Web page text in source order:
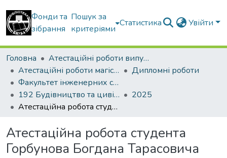
Фонди та
зібрання
Пошук за
критеріями
Статистика Увійти
Головна
Атестаційні роботи випускників
Атестаційні роботи магістрів
Дипломні роботи
Факультет інженерних систем та екології
192 Будівництво та цивільна інженерія. Теплогазопостачання і вентиляція
2025
Атестаційна робота студента Горбунова Богдана Тарасовича
Атестаційна робота студента
Горбунова Богдана Тарасовича